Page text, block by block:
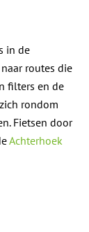
in de
routes die
filters en de
rondom
Fietsen door
Achterhoek